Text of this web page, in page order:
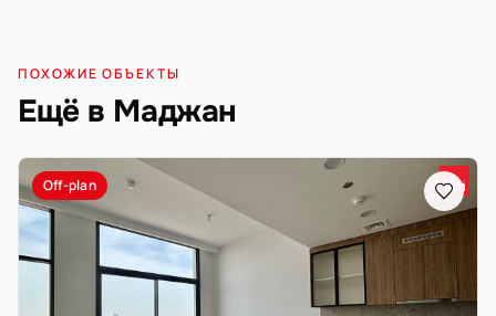
ПОХОЖИЕ ОБЪЕКТЫ
Ещё в Маджан
Off-plan